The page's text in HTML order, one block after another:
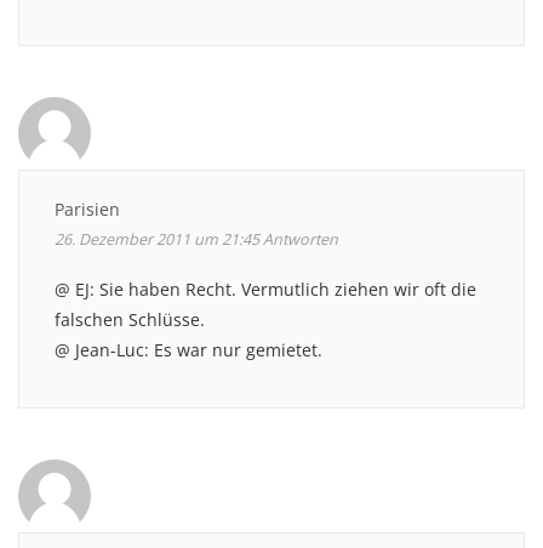
Parisien
26. Dezember 2011 um 21:45Antworten
@ EJ: Sie haben Recht. Vermutlich ziehen wir oft die
falschen Schlüsse.
@ Jean-Luc: Es war nur gemietet.